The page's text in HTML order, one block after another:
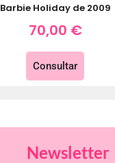
Barbie Holiday de 2009
70,00 €
Consultar
Newsletter